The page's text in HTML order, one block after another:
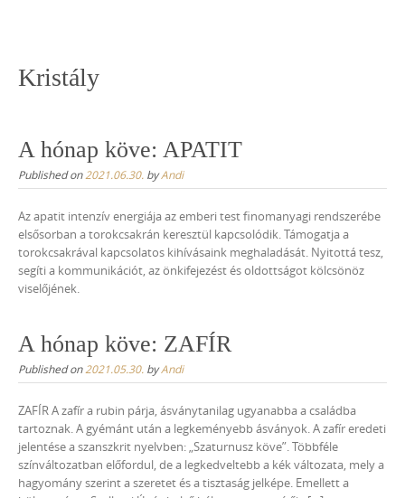
Kristály
A hónap köve: APATIT
Published on2021.06.30. byAndi
Az apatit intenzív energiája az emberi test finomanyagi rendszerébe
elsősorban a torokcsakrán keresztül kapcsolódik. Támogatja a
torokcsakrával kapcsolatos kihívásaink meghaladását. Nyitottá tesz,
segíti a kommunikációt, az önkifejezést és oldottságot kölcsönöz
viselőjének.
A hónap köve: ZAFÍR
Published on2021.05.30. byAndi
ZAFÍR A zafír a rubin párja, ásványtanilag ugyanabba a családba
tartoznak. A gyémánt után a legkeményebb ásványok. A zafír eredeti
jelentése a szanszkrit nyelvben: „Szaturnusz köve”. Többféle
színváltozatban előfordul, de a legkedveltebb a kék változata, mely a
hagyomány szerint a szeretet és a tisztaság jelképe. Emellett a